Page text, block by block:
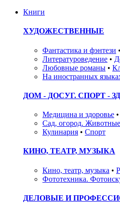
Книги
ХУДОЖЕСТВЕННЫЕ
Фантастика и фэнтези •
Литературоведение •
Любовные романы •
На иностранных
ДОМ - ДОСУГ. СПОРТ -
Медицина и здоровье •
Сад, огород. Животные
Кулинария • Спорт
КИНО, ТЕАТР, МУЗЫКА
Кино, театр, музыка •
Фототехника.
ДЕЛОВЫЕ И